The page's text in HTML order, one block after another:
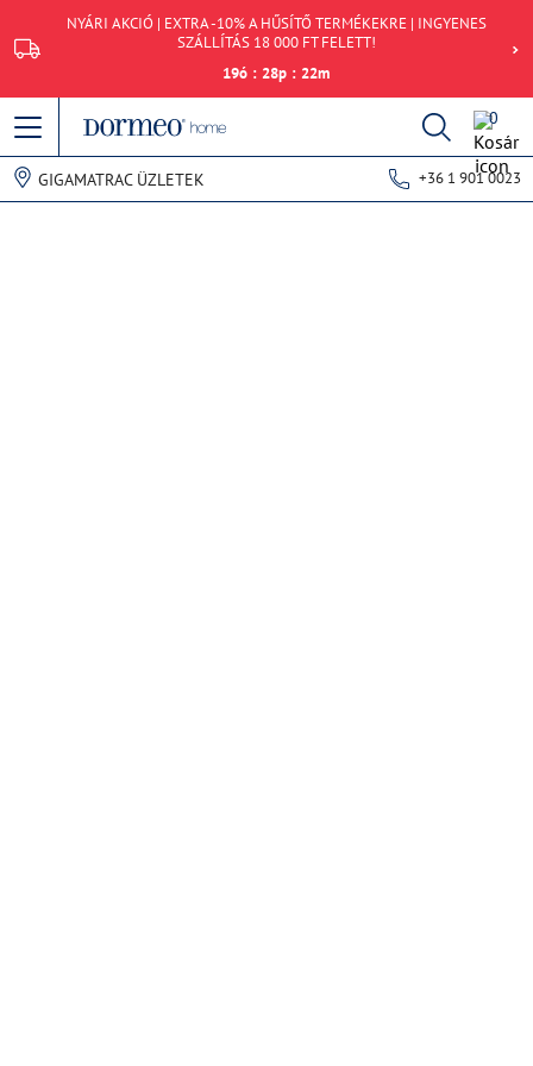
NYÁRI AKCIÓ | EXTRA -10% A HŰSÍTŐ TERMÉKEKRE | INGYENES
SZÁLLÍTÁS 18 000 FT FELETT!
19ó : 28p : 22m
0
GIGAMATRAC ÜZLETEK +36 1 901 0023